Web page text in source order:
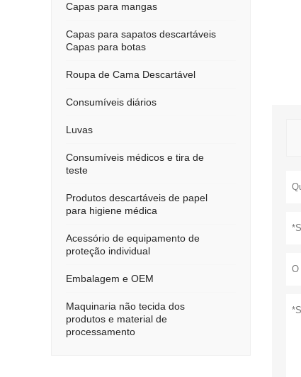
Capas para mangas
Capas para sapatos descartáveis
Capas para botas
Roupa de Cama Descartável
Consumíveis diários
Luvas
Consumíveis médicos e tira de
teste
Produtos descartáveis de papel
para higiene médica
Acessório de equipamento de
proteção individual
Embalagem e OEM
Maquinaria não tecida dos
produtos e material de
processamento